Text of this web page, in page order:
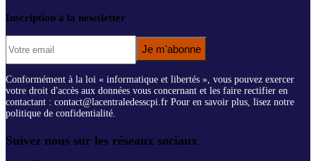
Inscription à la newsletter
Je m'abonne
Conformément à la loi « informatique et libertés », vous pouvez exercer
votre droit d'accès aux données vous concernant et les faire rectifier en
contactant : contact@lacentraledesscpi.fr Pour en savoir plus, lisez notre
politique de confidentialité.
Suivez nous sur les réseaux sociaux